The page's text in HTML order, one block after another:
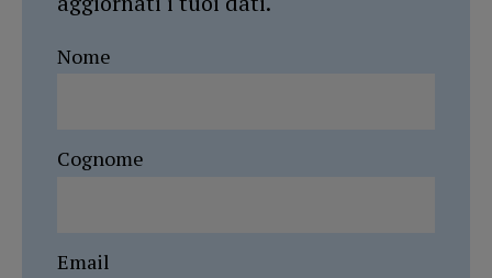
Nome
Cognome
Email